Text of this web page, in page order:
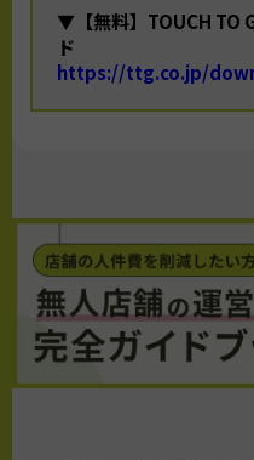
▼【無料】TOUCH TO
ド
https://ttg.co.jp/